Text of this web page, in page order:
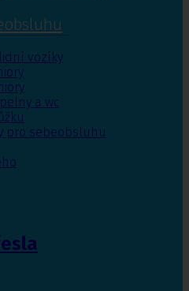
vozíky
a wc
pro sebeobsluhu